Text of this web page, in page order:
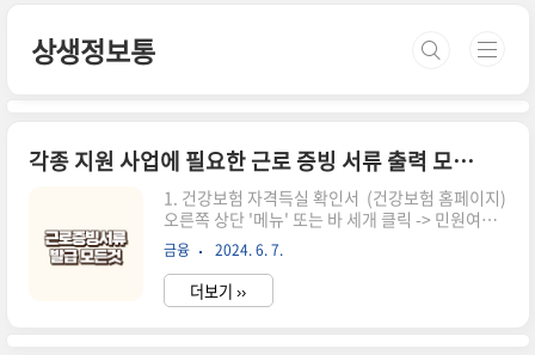
상생정보통
각종 지원 사업에 필요한 근로 증빙 서류 출력 모든 것
1. 건강보험 자격득실 확인서 (건강보험 홈페이지)
오른쪽 상단 '메뉴' 또는 바 세개 클릭 -> 민원여기
요 > 개인민원 > 증명서 발급/확인> 자격득실확인
서 2. 고용, 산재보험 자격이력 내역서메뉴 > 고
용, 산재보험 자격 이력 내역서 3. 원천징수영수증
개인공동인증서 로그인 > MY홈택스 > 연말정산 지
금융 2024. 6. 7.
더보기 ››